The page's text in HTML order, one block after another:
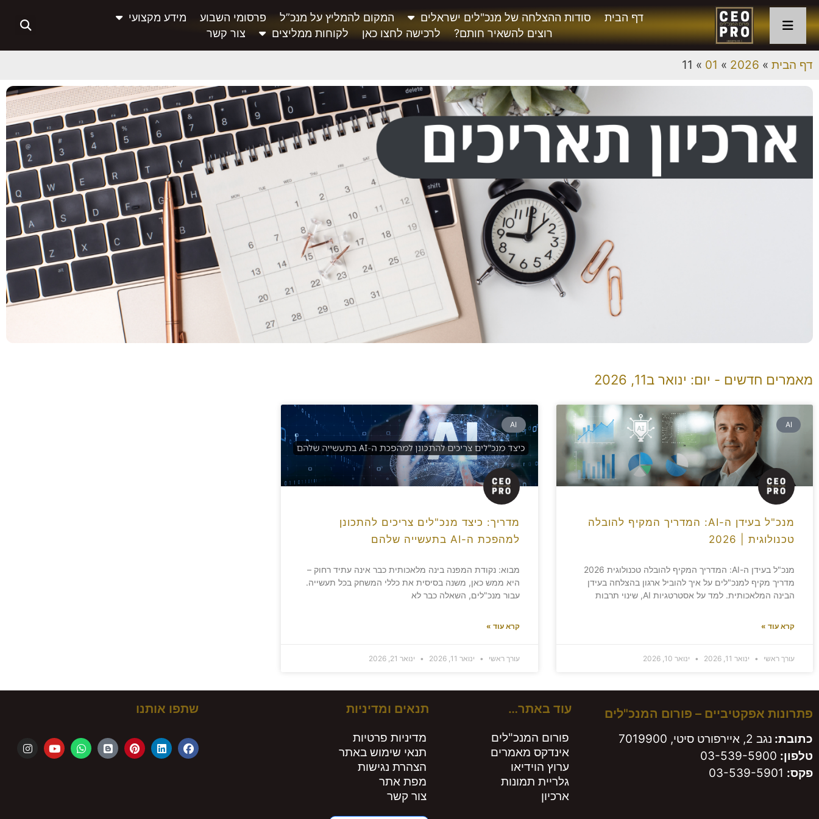
דף הבית סודות ההצלחה של מנכ"לים ישראלים המקום להמליץ על מנכ”ל פרסומי השבוע
מידע מקצועי
רוצים להשאיר חותם?
לרכישה לחצו כאן לקוחות ממליצים צור קשר
דף הבית »
2026
»
01
»
מאמרים חדשים - יום: ינואר ב11, 2026
AI
מנכ"ל בעידן ה-AI: המדריך המקיף להובלה
טכנולוגית | 2026
מנכ"ל בעידן ה-AI: המדריך המקיף להובלה טכנולוגית 2026
מדריך מקיף למנכ"לים על איך להוביל ארגון בהצלחה בעידן
הבינה המלאכותית. למד על אסטרטגיות AI, שינוי תרבות
קרא עוד »
עורך ראשי ינואר 11, 2026 ינואר 10, 2026
AI
מדריך: כיצד מנכ"לים צריכים להתכונן
למהפכת ה-AI בתעשייה שלהם
מבוא: נקודת המפנה בינה מלאכותית כבר אינה עתיד רחוק –
היא ממש כאן, משנה בסיסית את כללי המשחק בכל תעשייה.
עבור מנכ"לים, השאלה כבר לא
קרא עוד »
עורך ראשי ינואר 11, 2026 ינואר 21, 2026
פתרונות אפקטיביים – פורום המנכ"לים
כתובת: נגב 2, איירפורט סיטי, 7019900
טלפון: 03-539-5900
פקס:
עוד באתר…
פורום המנכ"לים
אינדקס מאמרים
ערוץ הוידיאו
גלריית תמונות
ארכיון
תנאים ומדיניות
מדיניות פרטיות
תנאי שימוש באתר
הצהרת נגישות
מפת אתר
צור קשר
שתפו אותנו